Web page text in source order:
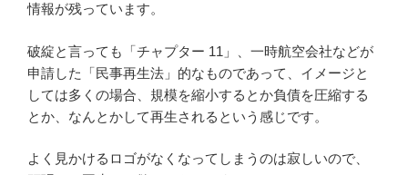
情報が残っています。
破綻と言っても「チャプター 11」、一時航空会社などが
申請した「民事再生法」的なものであって、イメージと
しては多くの場合、規模を縮小するとか負債を圧縮する
とか、なんとかして再生されるという感じです。
よく見かけるロゴがなくなってしまうのは寂しいので、